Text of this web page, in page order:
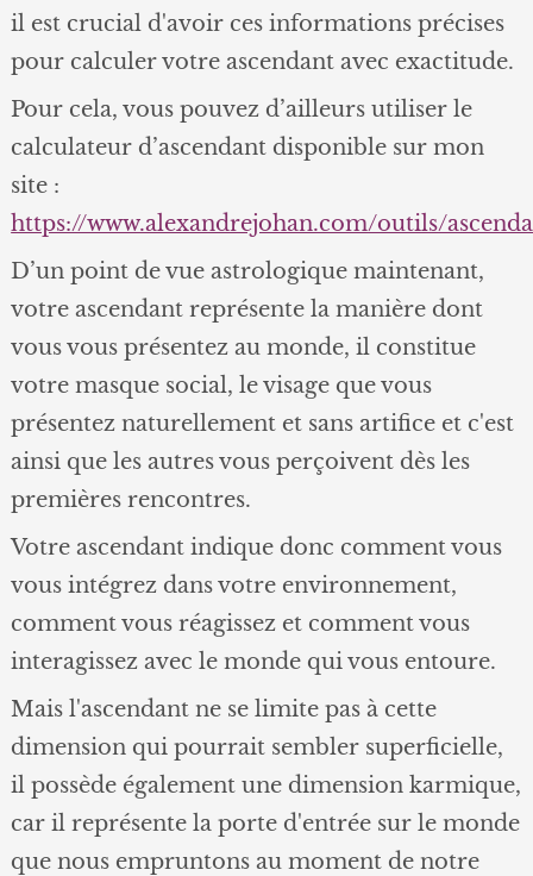
il est crucial d'avoir ces informations précises
pour calculer votre ascendant avec exactitude.
Pour cela, vous pouvez d’ailleurs utiliser le
calculateur d’ascendant disponible sur mon
site :
https://www.alexandrejohan.com/outils/
D’un point de vue astrologique maintenant,
votre ascendant représente la manière dont
vous vous présentez au monde, il constitue
votre masque social, le visage que vous
présentez naturellement et sans artifice et c'est
ainsi que les autres vous perçoivent dès les
premières rencontres.
Votre ascendant indique donc comment vous
vous intégrez dans votre environnement,
comment vous réagissez et comment vous
interagissez avec le monde qui vous entoure.
Mais l'ascendant ne se limite pas à cette
dimension qui pourrait sembler superficielle,
il possède également une dimension karmique,
car il représente la porte d'entrée sur le monde
que nous empruntons au moment de notre